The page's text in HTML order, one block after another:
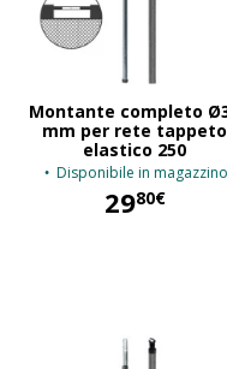
Montante completo
mm per rete tappeto
elastico 250
Disponibile in magazzino
2980€